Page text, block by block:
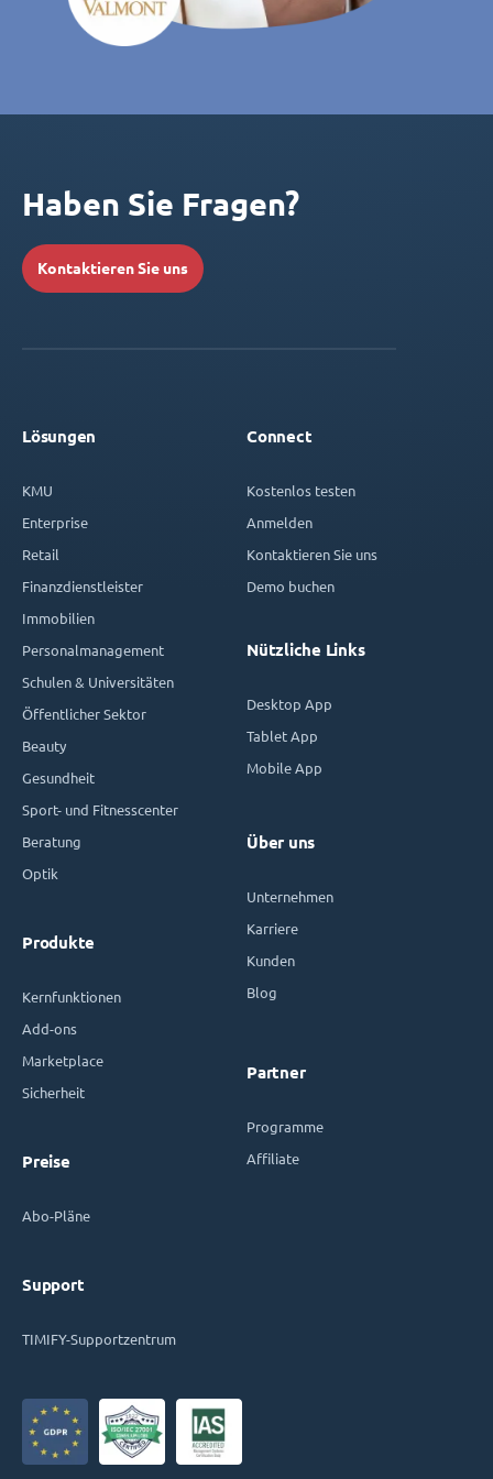
Haben Sie Fragen?
Kontaktieren Sie uns
Lösungen
KMU
Enterprise
Retail
Finanzdienstleister
Immobilien
Personalmanagement
Schulen & Universitäten
Öffentlicher Sektor
Beauty
Gesundheit
Sport- und Fitnesscenter
Beratung
Optik
Produkte
Kernfunktionen
Add-ons
Marketplace
Sicherheit
Preise
Abo-Pläne
Support
TIMIFY-Supportzentrum
Connect
Kostenlos testen
Anmelden
Kontaktieren Sie uns
Demo buchen
Nützliche Links
Desktop App
Tablet App
Mobile App
Über uns
Unternehmen
Karriere
Kunden
Blog
Partner
Programme
Affiliate